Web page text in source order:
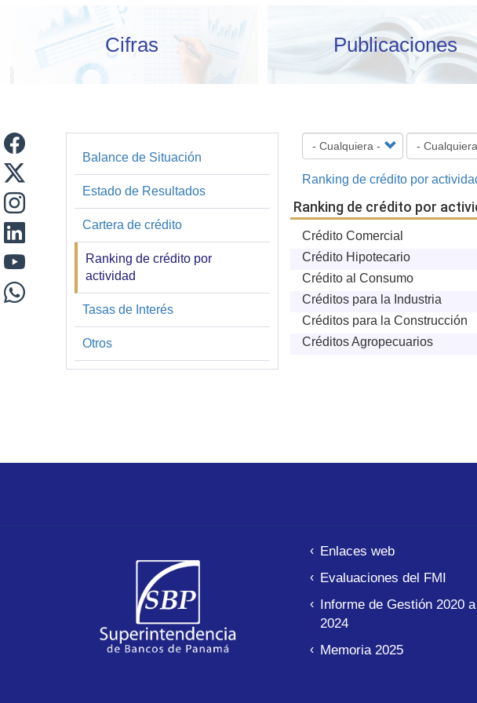
Cifras Publicaciones
Financiera
y
Estadística
Balance de Situación
Estado de Resultados
Cartera de crédito
Ranking de crédito por
actividad
Tasas de Interés
Otros
Ranking de crédito por
Ranking de crédito por
Crédito Comercial
Crédito Hipotecario
Crédito al Consumo
Créditos para la Industria
Créditos para la Construcción
Créditos Agropecuarios
Enlaces web
Evaluaciones del FMI
Informe de Gestión 2020
2024
Memoria 2025